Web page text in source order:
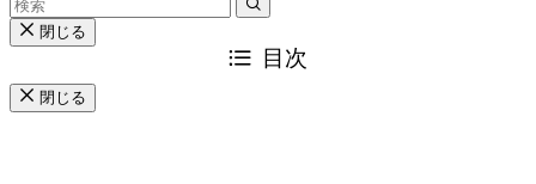
閉じる
目次
閉じる